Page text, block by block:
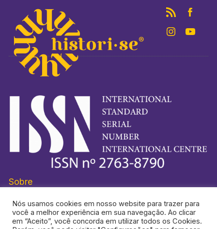
Sobre
Nós usamos cookies em nosso website para trazer para
você a melhor experiência em sua navegação. Ao clicar
em “Aceito”, você concorda em utilizar todos os Cookies.